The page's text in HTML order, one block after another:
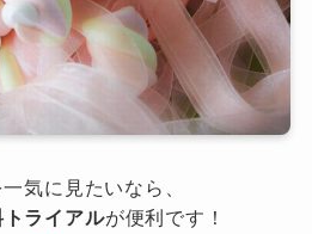
気に見たいなら、
ライアルが便利です！